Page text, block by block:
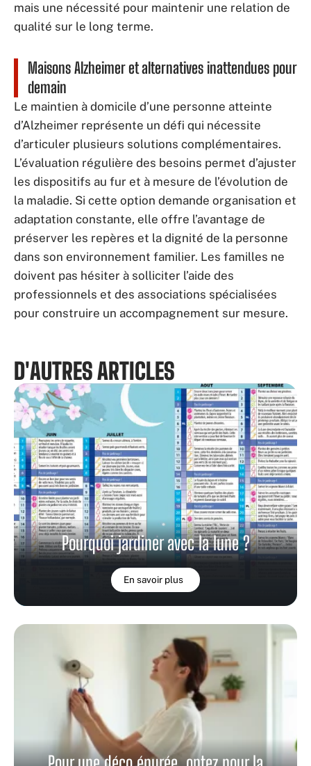
mais une nécessité pour maintenir une relation de
qualité sur le long terme.
Maisons Alzheimer et alternatives inattendues pour
demain
Le maintien à domicile d’une personne atteinte
d’Alzheimer représente un défi qui nécessite
d’articuler plusieurs solutions complémentaires.
L’évaluation régulière des besoins permet d’ajuster
les dispositifs au fur et à mesure de l’évolution de
la maladie. Si cette option demande organisation et
adaptation constante, elle offre l’avantage de
préserver les repères et la dignité de la personne
dans son environnement familier. Les familles ne
doivent pas hésiter à solliciter l’aide des
professionnels et des associations spécialisées
pour construire un accompagnement sur mesure.
D'AUTRES ARTICLES
Pourquoi jardiner avec la lune ?
En savoir plus